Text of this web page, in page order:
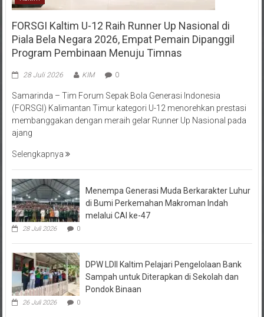
FORSGI Kaltim U-12 Raih Runner Up Nasional di
Piala Bela Negara 2026, Empat Pemain Dipanggil
Program Pembinaan Menuju Timnas
(FORSGI) Kalimantan Timur kategori U-12 menorehkan prestasi
membanggakan dengan meraih gelar Runner Up Nasional pada
ajang
di Bumi Perkemahan Makroman Indah
melalui CAI ke-47
28 Juli 2026 0
Sampah untuk Diterapkan di Sekolah dan
Pondok Binaan
26 Juli 2026 0